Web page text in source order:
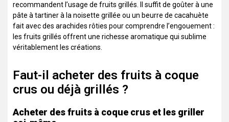
recommandent l’usage de fruits grillés. Il suffit de goûter à une
pâte à tartiner à la noisette grillée ou un beurre de cacahuète
fait avec des arachides rôties pour comprendre l’engouement :
les fruits grillés offrent une richesse aromatique qui sublime
véritablement les créations.
Faut-il acheter des fruits à coque
crus ou déjà grillés ?
Acheter des fruits à coque crus et les griller